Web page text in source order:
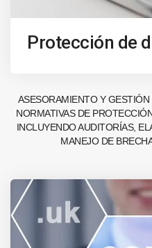
Protección de
ASESORAMIENTO Y
NORMATIVAS DE
INCLUYENDO AUDITORÍAS,
MANEJO DE